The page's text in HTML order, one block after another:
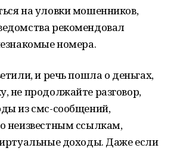
на уловки мошенников,
рекомендовал
номера.
и речь пошла о деньгах,
не продолжайте разговор,
из смс-сообщений,
неизвестным ссылкам,
доходы. Даже если